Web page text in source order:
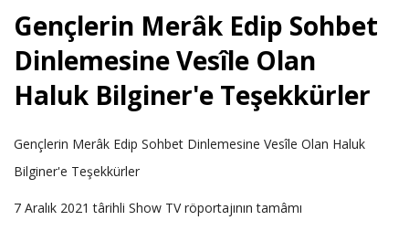
Gençlerin Merâk Edip Sohbet
Dinlemesine Vesîle Olan
Haluk Bilginer'e Teşekkürler
Gençlerin Merâk Edip Sohbet Dinlemesine Vesîle Olan Haluk
Bilginer'e Teşekkürler
7 Aralık 2021 târihli Show TV röportajının tamâmı